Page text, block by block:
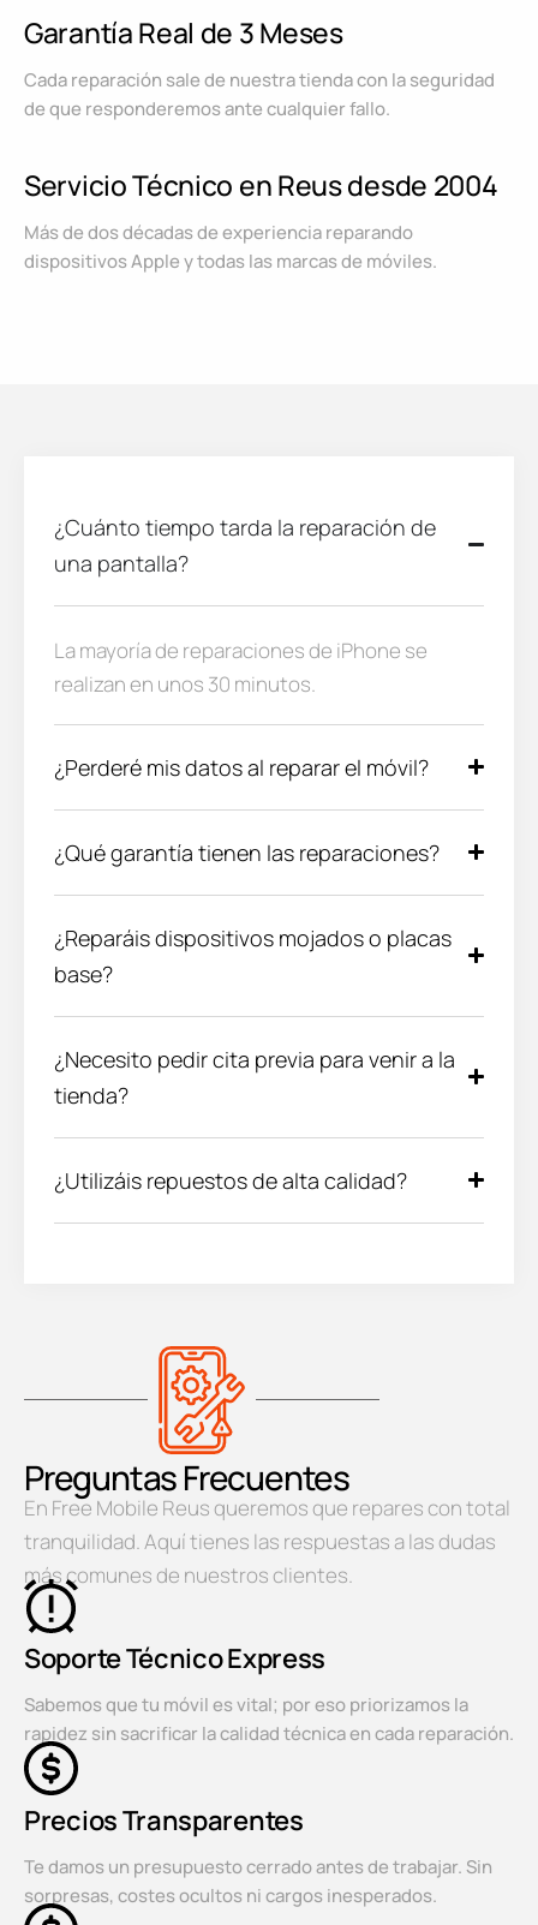
Garantía Real de 3 Meses
Cada reparación sale de nuestra tienda con la seguridad
de que responderemos ante cualquier fallo.
Servicio Técnico en Reus desde 2004
Más de dos décadas de experiencia reparando
dispositivos Apple y todas las marcas de móviles.
¿Cuánto tiempo tarda la reparación de
una pantalla?
La mayoría de reparaciones de iPhone se
realizan en unos 30 minutos.
¿Perderé mis datos al reparar el móvil?
¿Qué garantía tienen las reparaciones?
¿Reparáis dispositivos mojados o placas
base?
¿Necesito pedir cita previa para venir a la
tienda?
¿Utilizáis repuestos de alta calidad?
Preguntas Frecuentes
En Free Mobile Reus queremos que repares con total
tranquilidad. Aquí tienes las respuestas a las dudas
más comunes de nuestros clientes.
Soporte Técnico Express
Sabemos que tu móvil es vital; por eso priorizamos la
rapidez sin sacrificar la calidad técnica en cada reparación.
Precios Transparentes
Te damos un presupuesto cerrado antes de trabajar. Sin
sorpresas, costes ocultos ni cargos inesperados.